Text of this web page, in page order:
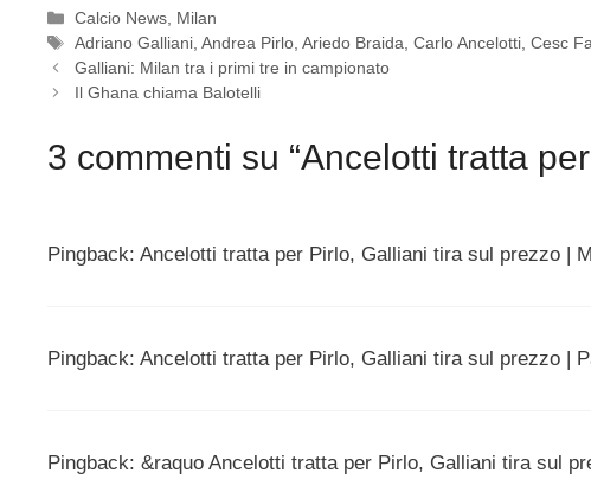
Categorie
Calcio News, Milan
Tag
Adriano Galliani,Andrea Pirlo,Ariedo Braida,Carlo Ancelotti,Cesc
Galliani: Milan tra i primi tre in campionato
Il Ghana chiama Balotelli
3 commenti su “Ancelotti tratta
Pingback: Ancelotti tratta per Pirlo, Galliani tira sul prezzo |
Pingback: Ancelotti tratta per Pirlo, Galliani tira sul prezzo |
Pingback: &raquo Ancelotti tratta per Pirlo, Galliani tira sul